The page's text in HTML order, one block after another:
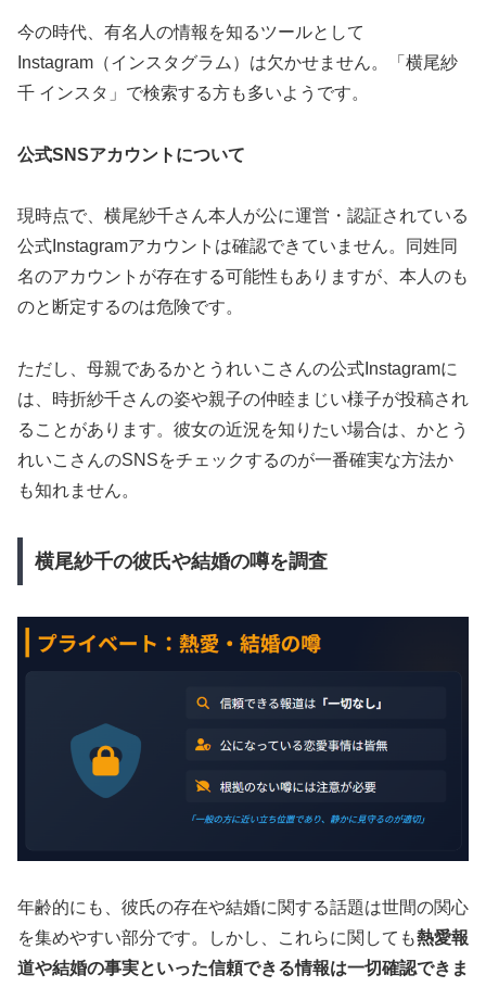
今の時代、有名人の情報を知るツールとして
Instagram（インスタグラム）は欠かせません。「横尾紗
千 インスタ」で検索する方も多いようです。
公式SNSアカウントについて
現時点で、横尾紗千さん本人が公に運営・認証されている
公式Instagramアカウントは確認できていません。同姓同
名のアカウントが存在する可能性もありますが、本人のも
のと断定するのは危険です。
ただし、母親であるかとうれいこさんの公式Instagramに
は、時折紗千さんの姿や親子の仲睦まじい様子が投稿され
ることがあります。彼女の近況を知りたい場合は、かとう
れいこさんのSNSをチェックするのが一番確実な方法か
も知れません。
横尾紗千の彼氏や結婚の噂を調査
年齢的にも、彼氏の存在や結婚に関する話題は世間の関心
を集めやすい部分です。しかし、これらに関しても熱愛報
道や結婚の事実といった信頼できる情報は一切確認できま